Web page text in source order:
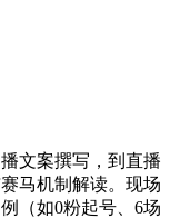
文案撰写，到直播
马机制解读。现场
（如0粉起号、6场